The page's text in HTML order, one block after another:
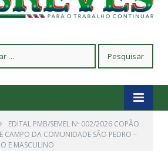
EDITAL PMB/SEMEL Nº 002/2026 COPÃO
CAMPO DA COMUNIDADE SÃO PEDRO –
E MASCULINO